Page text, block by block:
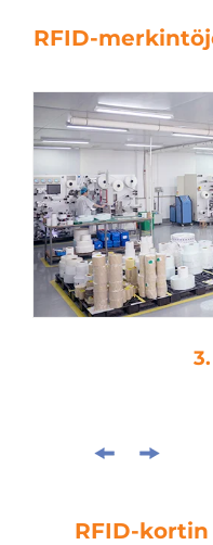
RFID-
RFID-